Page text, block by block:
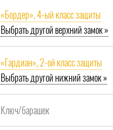
«Бордер», 4-ый класс защиты
Выбрать другой верхний замок »
«Гардиан», 2-ой класс защиты
Выбрать другой нижний замок »
Ключ/барашек